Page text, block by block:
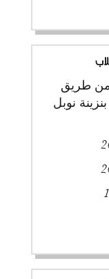
من طريق
نوبل